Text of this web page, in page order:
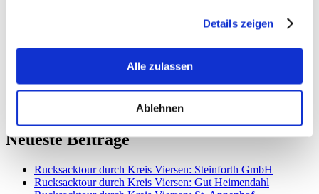
Details zeigen
Alle zulassen
Ablehnen
der Wahl. Euch wünsche ich einen schönen Sonntagabend und eine
Neueste Beiträge
Rucksacktour durch Kreis Viersen: Steinforth GmbH
Rucksacktour durch Kreis Viersen: Gut Heimendahl